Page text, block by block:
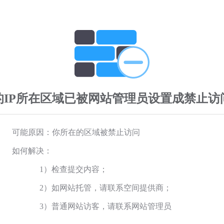
IP所在区域已被网站管理员设置成禁止访
可能原因：你所在的区域被禁止访问
如何解决：
1）检查提交内容；
2）如网站托管，请联系空间提供商；
3）普通网站访客，请联系网站管理员